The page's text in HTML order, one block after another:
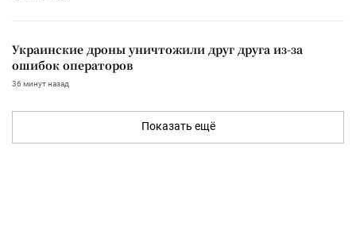
Украинские дроны уничтожили друг друга из-за
ошибок операторов
36 минут назад
Показать ещё